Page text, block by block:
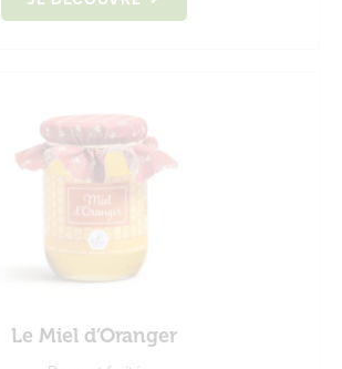
Le Miel d’Oranger